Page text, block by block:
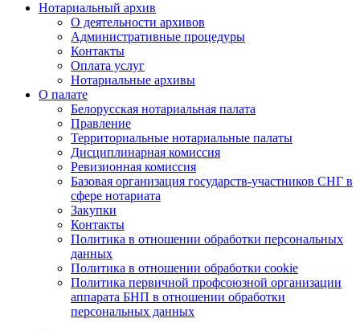
Нотариальный архив
О деятельности архивов
Административные процедуры
Контакты
Оплата услуг
Нотариальные архивы
О палате
Белорусская нотариальная палата
Правление
Территориальные нотариальные палаты
Дисциплинарная комиссия
Ревизионная комиссия
Базовая организация государств-участников СНГ в
сфере нотариата
Закупки
Контакты
Политика в отношении обработки персональных
данных
Политика в отношении обработки cookie
Политика первичной профсоюзной организации
аппарата БНП в отношении обработки
персональных данных